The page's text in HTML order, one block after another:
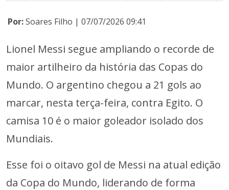
Por:Soares Filho | 07/07/2026 09:41
Lionel Messi segue ampliando o recorde de
maior artilheiro da história das Copas do
Mundo. O argentino chegou a 21 gols ao
marcar, nesta terça-feira, contra Egito. O
camisa 10 é o maior goleador isolado dos
Mundiais.
Esse foi o oitavo gol de Messi na atual edição
da Copa do Mundo, liderando de forma